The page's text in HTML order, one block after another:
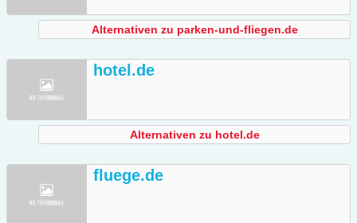
Alternativen zu parken-und-fliegen.de
hotel.de
Alternativen zu hotel.de
fluege.de